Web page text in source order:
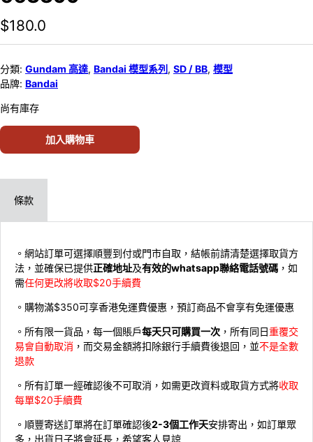
$180.0
分類: Gundam 高達, Bandai 模型系列 , SD / BB, 模型
品牌: Bandai
尚有庫存
加入購物車
條款
。網站訂單可選擇順豐到付或門市自取，結帳前請清楚選擇取貨方
法，並確保已提供正確地址及有效的whatsapp聯絡電話號碼 ，如
需任何更改將收取$20手續費
。購物滿$350可享香港免運費優惠，預訂商品不會享有免運優惠
。所有限一貨品，每一個賬戶每天只可購買一次 ，所有同日重覆交
易會自動取消 ，而交易金額將扣除銀行手續費後退回，並不是全數
退款
。所有訂單一經確認後不可取消，如需更改資料或取貨方式將收取
每單$20手續費
。順豐寄送訂單將在訂單確認後2-3個工作天安排寄出，如訂單眾
多，出貨日子將會延長，希望客人見諒